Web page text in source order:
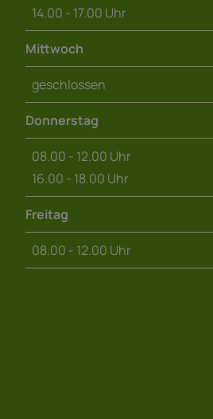
14.00 - 17.00 Uhr
Mittwoch
geschlossen
Donnerstag
08.00 - 12.00 Uhr
16.00 - 18.00 Uhr
Freitag
08.00 - 12.00 Uhr